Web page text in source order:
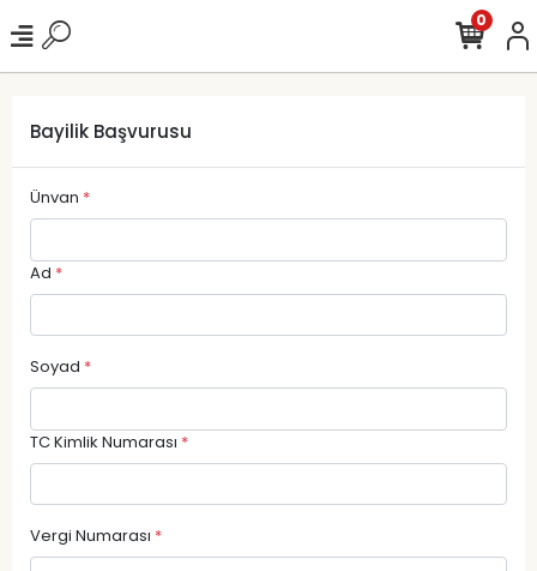
0
Bayilik Başvurusu
Ünvan *
Ad *
Soyad *
TC Kimlik Numarası *
Vergi Numarası *